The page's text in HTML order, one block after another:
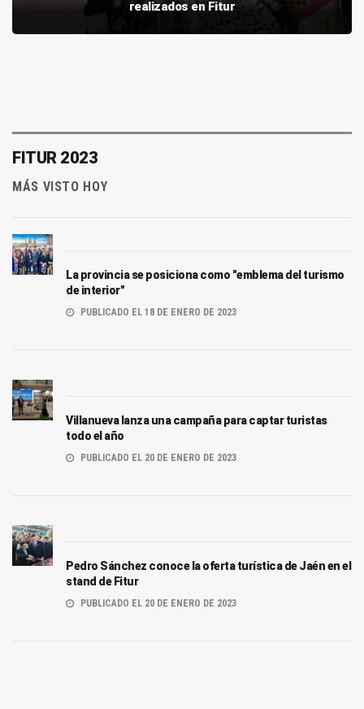
realizados en Fitur
FITUR 2023
MÁS VISTO HOY
La provincia se posiciona como "emblema del turismo
de interior"
PUBLICADO EL 18 DE ENERO DE 2023
Villanueva lanza una campaña para captar turistas
todo el año
PUBLICADO EL 20 DE ENERO DE 2023
Pedro Sánchez conoce la oferta turística de Jaén en el
stand de Fitur
PUBLICADO EL 20 DE ENERO DE 2023